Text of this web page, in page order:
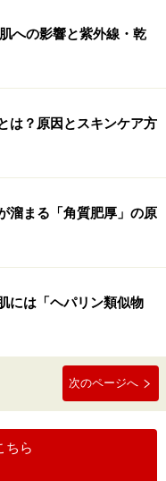
への影響と紫外線・乾
は？原因とスキンケア方
溜まる「角質肥厚」の原
には「ヘパリン類似物
次のページへ
ちら